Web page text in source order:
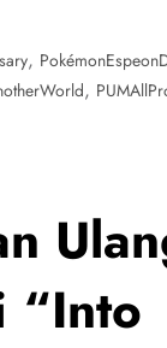
,
,
“Into